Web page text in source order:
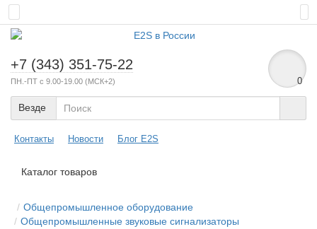
+7 (343) 351-75-22
ПН.-ПТ с 9.00-19.00 (МСК+2) 0
Везде
Контакты Новости Блог E2S
Каталог товаров
Общепромышленное оборудование
Общепромышленные звуковые сигнализаторы